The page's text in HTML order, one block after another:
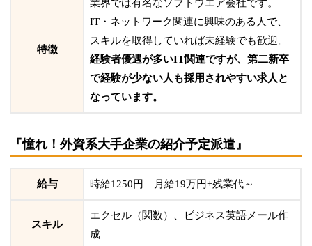
特徴
業界では有名なソフトウエア会社です。
IT・ネットワーク関連に興味のある人で、
スキルを取得していれば未経験でも歓迎。
経験者優遇が多いIT関連ですが、第二新卒
で経験が少ない人も採用されやすい求人と
なっています。
『憧れ！外資系大手企業の紹介予定派遣』
給与 時給1250円 月給19万円+残業代～
スキル
エクセル（関数）、ビジネス英語メール作
成